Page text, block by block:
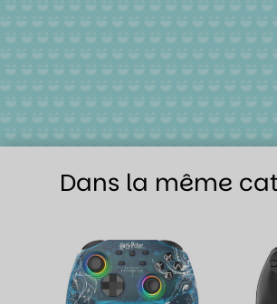
Dans la même